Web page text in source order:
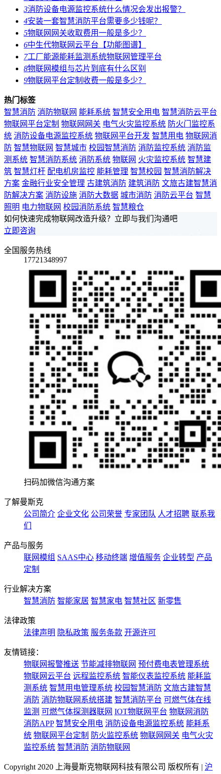
3消防设备电源监控系统什么情况会发出报警？
4安装一套智慧消防平台需要多少钱呢？
5物联网网关收取费用一般是多少？
6中生代物联网云平台【功能图谱】
7工厂能源能耗监测系统物联网管理平台
8物联网模组与芯片到底有什么区别
9物联网平台定制收费一般是多少？
热门标签
智慧消防 消防物联网 能耗系统 智慧安全用电 智慧消防云平台
物联网平台定制 物联网网关 电气火灾监控系统 防火门监控系
统 消防设备电源监控系统 物联网平台开发 智慧用电 物联网消
防 智慧物联网 智慧城市 校园智慧消防 消防监控系统 消防监
测系统 智慧消防系统 消防系统 物联网 火灾监控系统 智慧建
筑 智慧灯杆 配电机房监控 能耗管理 智慧校园 智慧消防解决
方案 金融行业安全管理 古建筑消防 建筑消防 文旅古建智慧消
防解决方案 消防设施 消防大数据 城市消防 消防云平台 智慧
照明 电力物联网 校园消防系统 智慧粮仓
如何快速完成物联网改造升级？立即与我们沟通吧
立即咨询
全国服务热线
17721348997
扫码加微信沟通方案
了解曼斯克
公司简介 企业文化 公司荣誉 专家团队 人才招聘 联系我
们
产品与服务
联网模组 SAAS中心 移动终端 增值服务 企业转型 产品
定制
行业解决方案
智慧消防 智能家居 智慧家电 智慧社区 新零售
法律政策
法律声明 隐私政策 服务条款 开源许可
友情链接：
物联网报警推送 节能减排物联网 预付费电表管理系统
物联网云平台 远程监控系统 智能仪表监控系统 能耗监
测系统 智慧用电管理系统 校园智慧消防 文旅古建智慧
消防 消防物联网系统搭建 智慧消防平台 可燃气体在线
监测 可燃气体探测器联网 IOT物联网平台 物联网消防
消防APP 智慧安全用电 消防设备电源监控系统 能耗系
统 物联网平台定制 防火监控系统 物联网网关 电气火灾
监控系统 智慧消防 消防物联网
Copyright 2020 上海曼斯克物联网科技有限公司 版权所有 | 沪